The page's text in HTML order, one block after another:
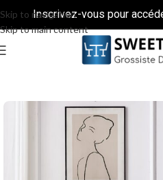
Skip to navigation
Skip to main content
Inscrivez-vous pour